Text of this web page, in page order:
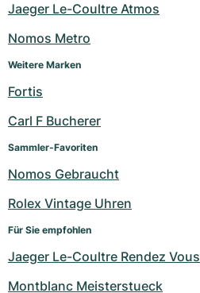
Jaeger Le-Coultre Atmos
Nomos Metro
Weitere Marken
Fortis
Carl F Bucherer
Sammler-Favoriten
Nomos Gebraucht
Rolex Vintage Uhren
Für Sie empfohlen
Jaeger Le-Coultre Rendez Vous
Montblanc Meisterstueck